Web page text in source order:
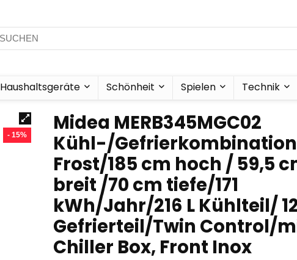
Haushaltsgeräte Schönheit Spielen Technik
- 15%
Midea MERB345MGC02
Kühl-/
Frost/185 cm hoch / 59,5
breit /70 cm tiefe/171
kWh/Jahr/216 L Kühlteil/
Gefrierteil/Twin Control/
Chiller Box, Front Inox